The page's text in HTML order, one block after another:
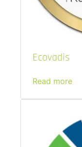
Ecovadis
Read more